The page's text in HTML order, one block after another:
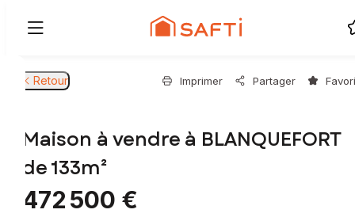
Retour Imprimer Partager
Maison à vendre à BLANQUEFORT
de 133m²
472 500 €